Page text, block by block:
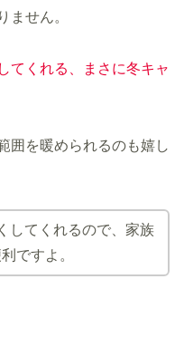
ません。
てくれる、まさに冬キャ
囲を暖められるのも嬉し
してくれるので、家族
ですよ。